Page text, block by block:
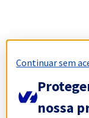
Continuar sem
nossa